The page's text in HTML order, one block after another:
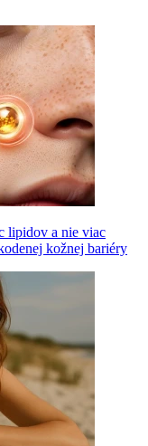
lipidov a nie viac
kožnej bariéry